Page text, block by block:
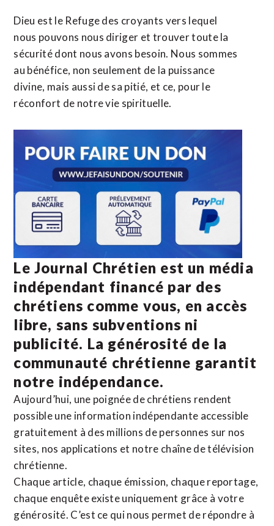
Dieu est le Refuge des croyants vers lequel
nous pouvons nous diriger et trouver toute la
sécurité dont nous avons besoin. Nous sommes
au bénéfice, non seulement de la puissance
divine, mais aussi de sa pitié, et ce, pour le
réconfort de notre vie spirituelle.
Le Journal Chrétien est un média
indépendant financé par des
chrétiens comme vous, en accès
libre, sans subventions ni
publicité. La générosité de la
communauté chrétienne garantit
notre indépendance.
Aujourd’hui, une poignée de chrétiens rendent
possible une information indépendante accessible
gratuitement à des millions de personnes sur nos
sites, nos applications et notre chaîne de télévision
chrétienne.
Chaque article, chaque émission, chaque reportage,
chaque enquête existe uniquement grâce à votre
générosité. C’est ce qui nous permet de répondre à